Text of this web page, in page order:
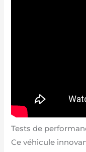
Tests de
Ce véhicule